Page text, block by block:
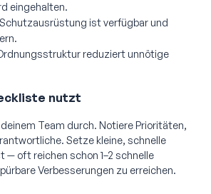
eingehalten.
ist verfügbar und
reduziert unnötige
nutzt
Team durch. Notiere Prioritäten,
Setze kleine, schnelle
— oft reichen schon 1–2 schnelle
Verbesserungen zu erreichen.